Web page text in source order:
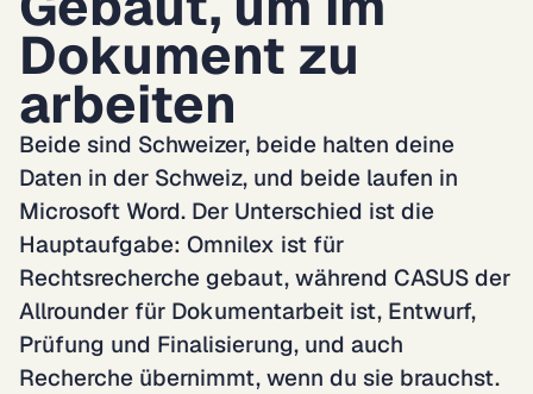
Dokument zu
arbeiten
Beide sind Schweizer, beide halten deine
Daten in der Schweiz, und beide laufen in
Microsoft Word. Der Unterschied ist die
Hauptaufgabe: Omnilex ist für
Rechtsrecherche gebaut, während CASUS der
Allrounder für Dokumentarbeit ist, Entwurf,
Prüfung und Finalisierung, und auch
Recherche übernimmt, wenn du sie brauchst.